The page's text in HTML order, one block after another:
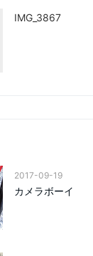
IMG_3867
2017-09-19
カメラボーイ